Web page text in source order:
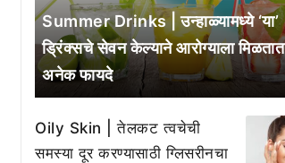
Summer Drinks | उन्हाळ्यामध्ये ‘या’
ड्रिंक्सचे सेवन केल्याने आरोग्याला मिळतात
अनेक फायदे
Oily Skin | तेलकट त्वचेची
समस्या दूर करण्यासाठी ग्लिसरीनचा